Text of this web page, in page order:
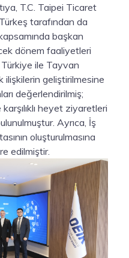
T.C. Taipei Ticaret
tarafından da
başkan
dönem faaliyetleri
Türkiye ile Tayvan
ilişkilerin geliştirilmesine
değerlendirilmiş;
heyet ziyaretleri
Ayrıca, İş
oluşturulmasına
edilmiştir.